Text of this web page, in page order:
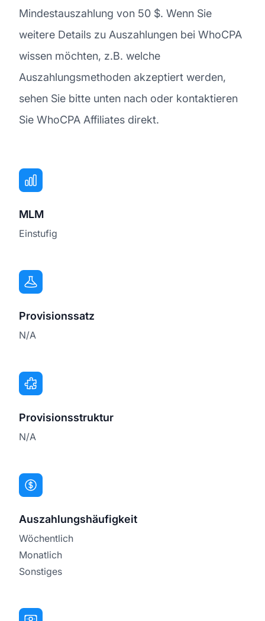
Mindestauszahlung von 50 $. Wenn Sie
weitere Details zu Auszahlungen bei WhoCPA
wissen möchten, z.B. welche
Auszahlungsmethoden akzeptiert werden,
sehen Sie bitte unten nach oder kontaktieren
Sie WhoCPA Affiliates direkt.
MLM
Einstufig
Provisionssatz
N/A
Provisionsstruktur
N/A
Auszahlungshäufigkeit
Wöchentlich
Monatlich
Sonstiges